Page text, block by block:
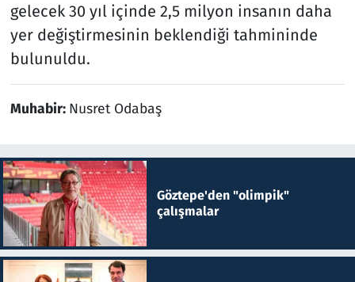
gelecek 30 yıl içinde 2,5 milyon insanın daha
yer değiştirmesinin beklendiği tahmininde
bulunuldu.
Muhabir: Nusret Odabaş
Göztepe'den "olimpik"
çalışmalar